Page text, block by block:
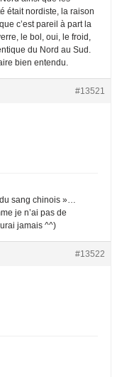
était nordiste, la raison
c’est pareil à part la
le bol, oui, le froid,
du Nord au Sud.
bien entendu.
#13521
sang chinois »…
je n’ai pas de
jamais ^^)
#13522